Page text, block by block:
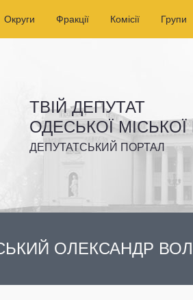
Округи Фракції Комісії Групи
ТВІЙ ДЕПУТАТ
ОДЕСЬКОЇ
ДЕПУТАТСЬКИЙ ПОРТАЛ
ОЛЕКСАНДР